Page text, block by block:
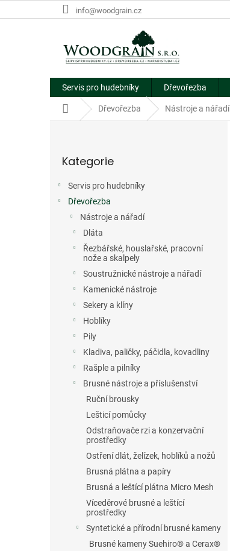
na
info@woodgrain.cz
Servis pro hudebníky Dřevořezba
Domů Dřevořezba Nástroje a nářadí
kategorie
Kategorie
Servis pro hudebníky
Dřevořezba
Nástroje a nářadí
Dláta
Řezbářské, houslařské, pracovní
nože a skalpely
Soustružnické nástroje a nářadí
Kamenické nástroje
Sekery a klíny
Hoblíky
Pily
Kladiva, paličky, páčidla, kovadliny
Rašple a pilníky
Brusné nástroje a příslušenství
Ruční brousky
Lešticí pomůcky
Odstraňovače rzi a konzervační
prostředky
Ostření dlát, želízek, hoblíků a nožů
Brusná plátna a papíry
Brusná a leštící plátna Micro Mesh
Víceděrové brusné a leštící
prostředky
Syntetické a přírodní brusné kameny
Brusné kameny Suehiro® a Cerax®